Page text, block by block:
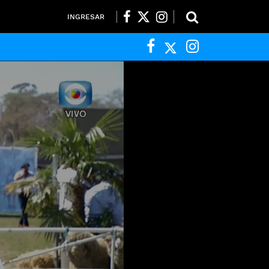
INGRESAR